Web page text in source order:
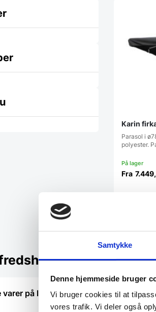
Samtykke
Denne hjemmeside bruger
Vi bruger cookies til at
vores trafik. Vi deler også
Karin
Parasol i
polyester.
Fra
varer på lager med det
Virkelig
tilfreds